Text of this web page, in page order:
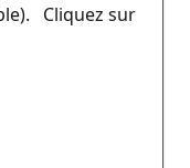
Cliquez sur